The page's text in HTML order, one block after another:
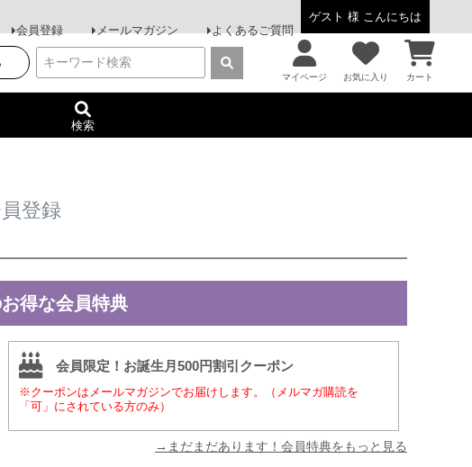
ゲスト 様 こんにちは
会員登録 メールマガジン よくあるご質問
マイページ お気に入り カート
検索
登録
得な会員特典
会員限定！お誕生月500円割引クーポン
※クーポンはメールマガジンでお届けします。（メルマガ購読を
「可」にされている方のみ）
→まだまだあります！会員特典をもっと見る